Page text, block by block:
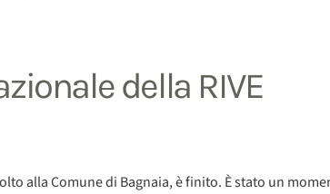
della RIVE
alla Comune di Bagnaia, è finito. È stato un